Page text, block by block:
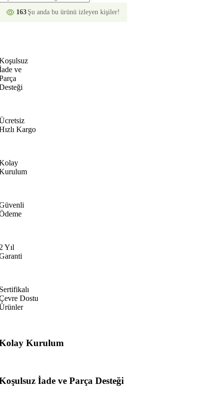
163 Şu anda bu ürünü izleyen kişiler!
ve
Kargo
Yıl
Dostu
Kurulum
İade ve Parça Desteği